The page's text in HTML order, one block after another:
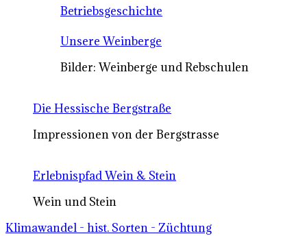
Betriebsgeschichte
Unsere Weinberge
Bilder: Weinberge und Rebschulen
Die Hessische Bergstraße
Impressionen von der Bergstrasse
Erlebnispfad Wein & Stein
Wein und Stein
Klimawandel - hist. Sorten - Züchtung